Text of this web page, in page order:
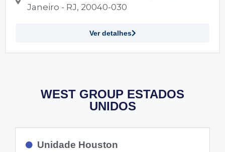
Janeiro - RJ, 20040-030
Ver detalhes
WEST GROUP ESTADOS
UNIDOS
Unidade Houston